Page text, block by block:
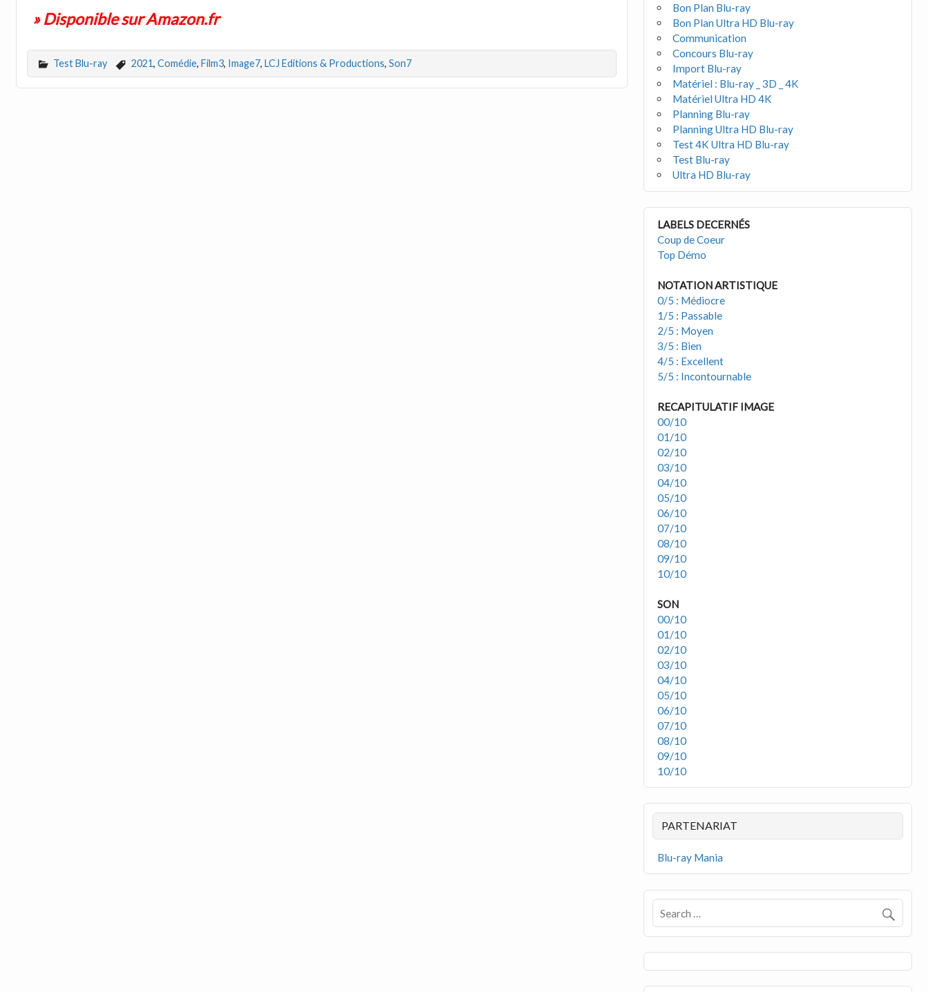
» Disponible sur Amazon.fr
Test Blu-ray 2021, Comédie, Film3, Image7, LCJ Editions & Productions, Son7
Bon Plan Blu-ray
Bon Plan Ultra HD Blu-ray
Communication
Concours Blu-ray
Import Blu-ray
Matériel : Blu-ray _ 3D _ 4K
Matériel Ultra HD 4K
Planning Blu-ray
Planning Ultra HD Blu-ray
Test 4K Ultra HD Blu-ray
Test Blu-ray
Ultra HD Blu-ray
LABELS DECERNÉS
Coup de Coeur
Top Démo
NOTATION ARTISTIQUE
0/5 : Médiocre
1/5 : Passable
2/5 : Moyen
3/5 : Bien
4/5 : Excellent
5/5 : Incontournable
RECAPITULATIF IMAGE
00/10
01/10
02/10
03/10
04/10
05/10
06/10
07/10
08/10
09/10
10/10
SON
00/10
01/10
02/10
03/10
04/10
05/10
06/10
07/10
08/10
09/10
10/10
PARTENARIAT
Blu-ray Mania